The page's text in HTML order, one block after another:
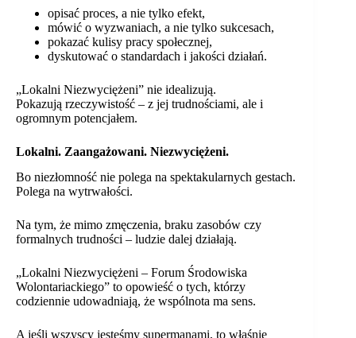
opisać proces, a nie tylko efekt,
mówić o wyzwaniach, a nie tylko sukcesach,
pokazać kulisy pracy społecznej,
dyskutować o standardach i jakości działań.
„Lokalni Niezwyciężeni” nie idealizują.
Pokazują rzeczywistość – z jej trudnościami, ale i
ogromnym potencjałem.
Lokalni. Zaangażowani. Niezwyciężeni.
Bo niezłomność nie polega na spektakularnych gestach.
Polega na wytrwałości.
Na tym, że mimo zmęczenia, braku zasobów czy
formalnych trudności – ludzie dalej działają.
„Lokalni Niezwyciężeni – Forum Środowiska
Wolontariackiego” to opowieść o tych, którzy
codziennie udowadniają, że wspólnota ma sens.
A jeśli wszyscy jesteśmy supermanami, to właśnie